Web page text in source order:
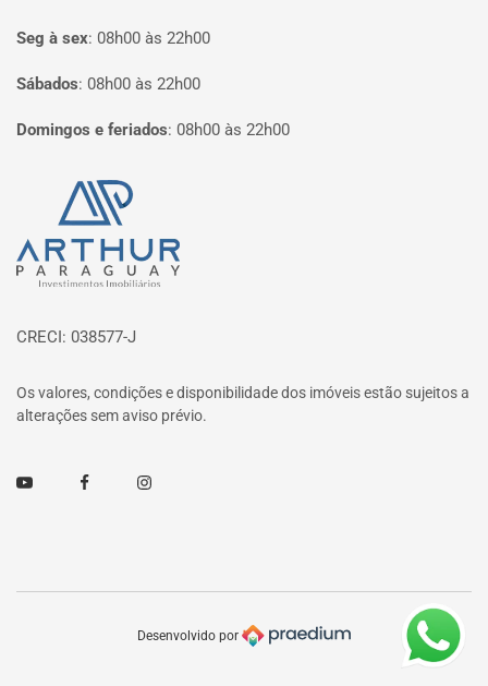
Seg à sex: 08h00 às 22h00
Sábados: 08h00 às 22h00
Domingos e feriados: 08h00 às 22h00
Página inicial
CRECI: 038577-J
Os valores, condições e disponibilidade dos imóveis estão sujeitos a
alterações sem aviso prévio.
Youtube FacebookInstagram
Desenvolvido por